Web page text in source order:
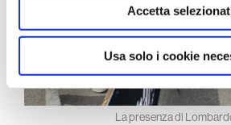
raccolto dal suo utilizzo dei loro
Accetta
Usa solo i cookie
La presenza di